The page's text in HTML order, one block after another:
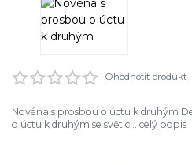
Ohodnotit produkt
Novéna s prosbou o úctu k druhým
o úctu k ­druhým se světic... celý popis